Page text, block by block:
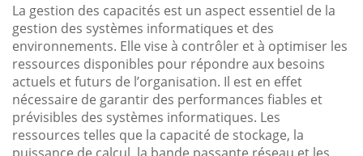
La gestion des capacités est un aspect essentiel de la
gestion des systèmes informatiques et des
environnements. Elle vise à contrôler et à optimiser les
ressources disponibles pour répondre aux besoins
actuels et futurs de l’organisation. Il est en effet
nécessaire de garantir des performances fiables et
prévisibles des systèmes informatiques. Les
ressources telles que la capacité de stockage, la